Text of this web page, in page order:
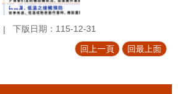
下版日期：115-12-31
回上一頁 回最上面